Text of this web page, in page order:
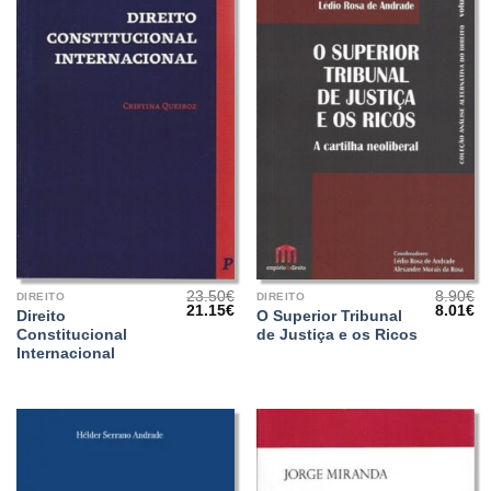
DIREITO
Direito
Constitucional
Internacional
23.50€
O
21.15€O
preço
atual
DIREITO
O Superior Tribunal
de Justiça e os Ricos
8.90€
O
8.01€O